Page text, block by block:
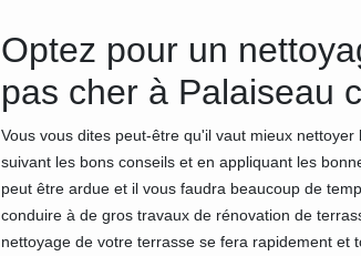
Optez pour un
pas cher à Palaiseau
Vous vous dites peut-être qu'il vaut mieux
suivant les bons conseils et en appliquant les
peut être ardue et il vous faudra beaucoup de
conduire à de gros travaux de rénovation de
nettoyage de votre terrasse se fera rapidement et